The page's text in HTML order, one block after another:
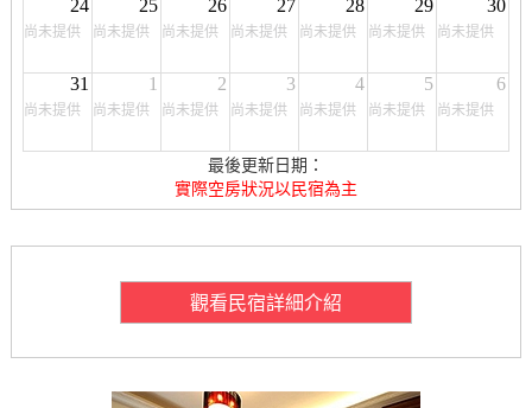
24
尚未提供
25
尚未提供
26
尚未提供
27
尚未提供
28
尚未提供
29
尚未提供
30
尚未提供
31
尚未提供
1
尚未提供
2
尚未提供
3
尚未提供
4
尚未提供
5
尚未提供
6
尚未提供
最後更新日期：
實際空房狀況以民宿為主
觀看民宿詳細介紹